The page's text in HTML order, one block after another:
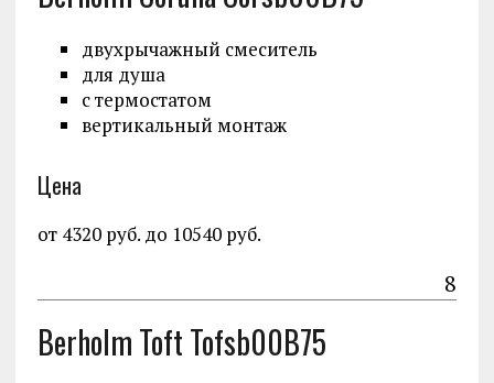
двухрычажный смеситель
для душа
с термостатом
вертикальный монтаж
Цена
от 4320 руб. до 10540 руб.
8
Berholm Toft Tofsb00B75